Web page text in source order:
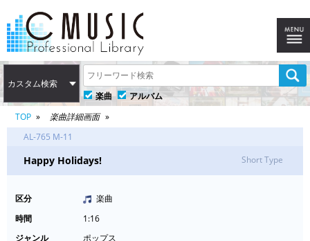
カスタム検索
楽曲
アルバム
TOP
楽曲詳細画面
AL-765 M-11
Happy Holidays! Short Type
区分
楽曲
時間
1:16
ジャンル
ポップス